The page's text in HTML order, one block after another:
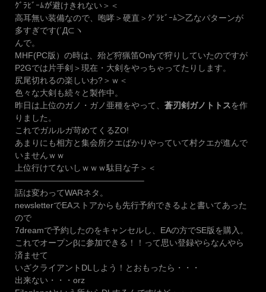
ｸﾞﾗﾋﾞｰﾑが避けきれない＞＜
高耳無い装備なので、咆哮＞硬直＞ｸﾞﾗﾋﾞｰﾑ＞乙なパターンが
多すぎです(´Д⊂ヽ
んで。
MHF(PC版）の時は、殆ど狩猟笛Onlyで狩りしていたのですが
P2Gでは片手剣＞現在・大剣をやっちゃってたりします。
尻尾切れるの楽しいわ?＞ｗ＜
色々な大剣も続々と製作中。
昨日は上位のガノ・ガノ亜種をやって、 蒼刃剣ガノトトスを作
りました。
これでガルルガ苛めてくるZO!
あまりにも相方と集会所クエばかりやっていて村クエが進んで
いませんｗｗ
上位行けてないしｗｗｗ駄目な子＞＜
———————————————–
話は変わってWARネタ。
newsletterでEAストアからも先行予約できるよと書いてあった
ので
7dreamで予約したのをキャンセルし、EAの方でSE版を購入。
これでオープンβに参加できる！！って思い登録やらなんやら
済ませて
いざクライアントDLしよう！とおもったら・・・
出来ない・・・orz